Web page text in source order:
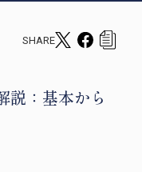
SHARE
T
i
F
c
説：基本から